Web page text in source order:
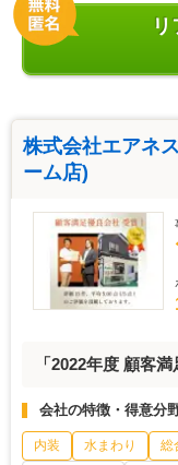
株式会社エアネ
ーム店)
「2022年度 顧客
会社の特徴・得意分
内装 水まわり 総